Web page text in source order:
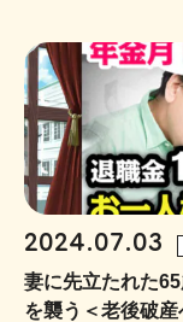
2024.07.03
妻に先立たれた
を襲う＜老後破